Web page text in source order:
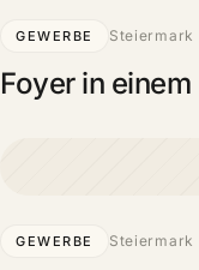
GEWERBE Steiermark
Foyer in
GEWERBE Steiermark